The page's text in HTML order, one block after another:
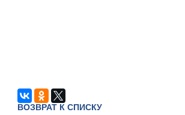
ВОЗВРАТ К СПИСКУ